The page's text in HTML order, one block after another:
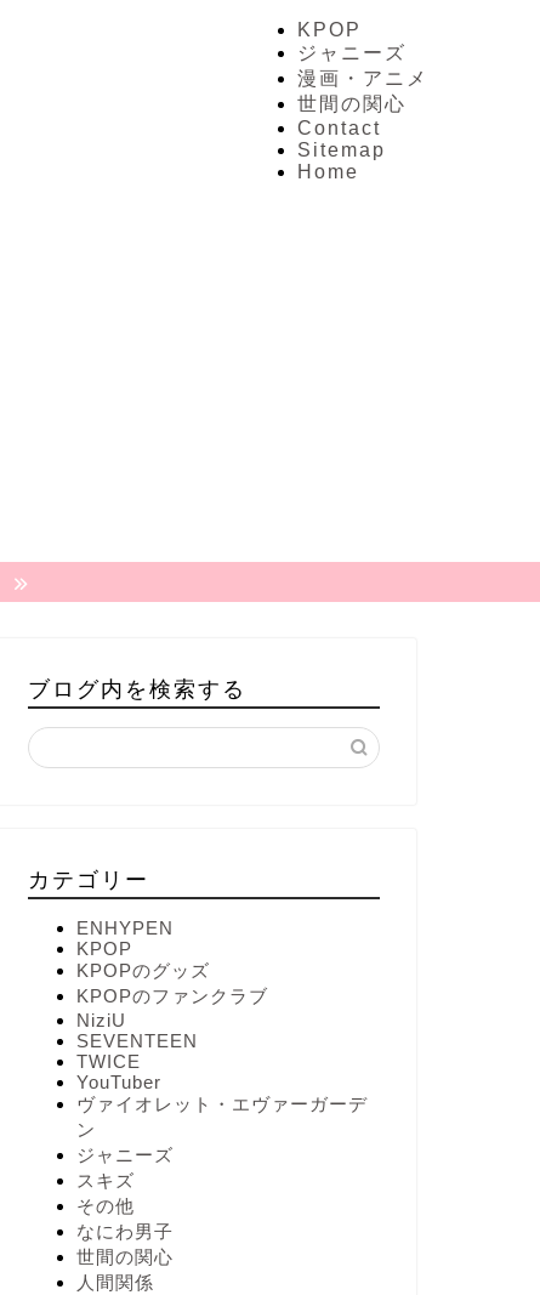
KPOP
ジャニーズ
漫画・アニメ
世間の関心
Contact
Sitemap
Home
ブログ内を検索する
カテゴリー
ENHYPEN
KPOP
KPOPのグッズ
KPOPのファンクラブ
NiziU
SEVENTEEN
TWICE
YouTuber
ヴァイオレット・エヴァーガーデ
ン
ジャニーズ
スキズ
その他
なにわ男子
世間の関心
人間関係